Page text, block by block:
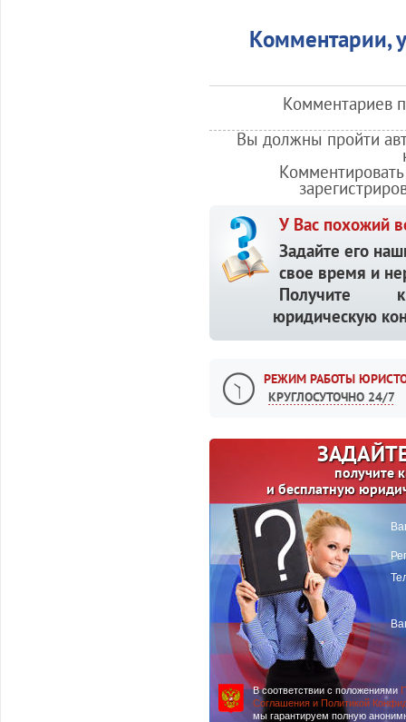
Комментарии,
Комментариев
Вы должны пройти
У Вас похожий
Задайте его
свое время и
Получите
юридическую
РЕЖИМ РАБОТЫ
КРУГЛОСУТОЧНО 24/7
получите
и бесплатную
В соответствии с положениями
Соглашения и Политикой
мы гарантируем полную